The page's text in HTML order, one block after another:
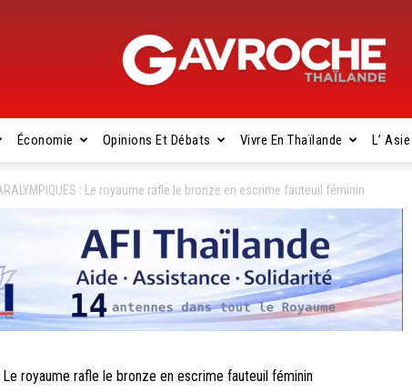
Gavroche
Thaïlande
Économie Opinions Et Débats Vivre En Thaïlande L’
: Le royaume rafle le bronze en escrime fauteuil féminin
Le royaume rafle le bronze en escrime fauteuil féminin